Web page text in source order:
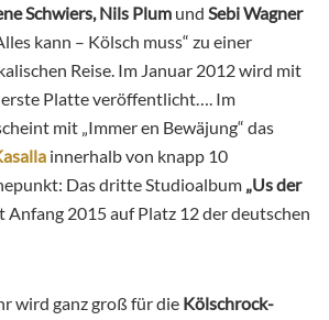
Schwiers, Nils Plum und Sebi Wagner
kann – Kölsch muss“ zu einer
Reise. Im Januar 2012 wird mit
erste Platte veröffentlicht…. Im
mit „Immer en Bewäjung“ das
innerhalb von knapp 10
Das dritte Studioalbum „Us der
Anfang 2015 auf Platz 12 der deutschen
wird ganz groß für die Kölschrock-